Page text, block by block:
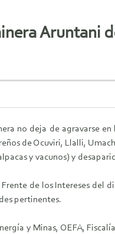
Aruntani
no deja de agravarse
de Ocuviri, Llalli,
y vacunos) y
de los Intereses del
pertinentes.
y Minas, OEFA,